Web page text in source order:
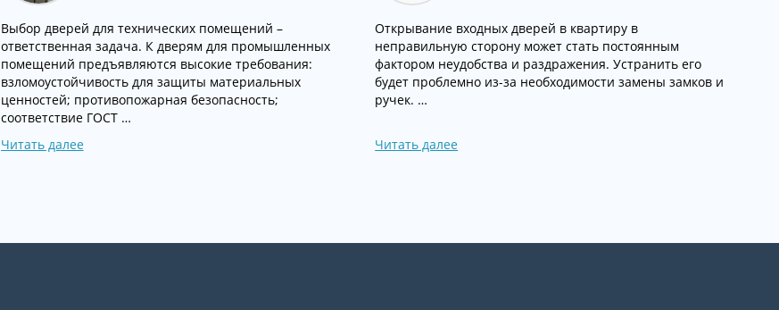
Выбор дверей для технических помещений –
ответственная задача. К дверям для промышленных
помещений предъявляются высокие требования:
взломоустойчивость для защиты материальных
ценностей; противопожарная безопасность;
соответствие ГОСТ …
Читать далее
Открывание входных дверей в квартиру в
неправильную сторону может стать постоянным
фактором неудобства и раздражения. Устранить его
будет проблемно из-за необходимости замены замков и
ручек. …
Читать далее